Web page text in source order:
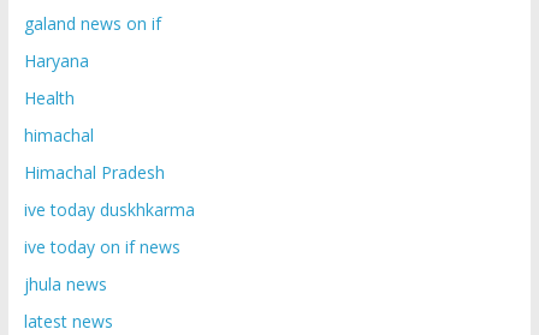
galand news on if
Haryana
Health
himachal
Himachal Pradesh
ive today duskhkarma
ive today on if news
jhula news
latest news